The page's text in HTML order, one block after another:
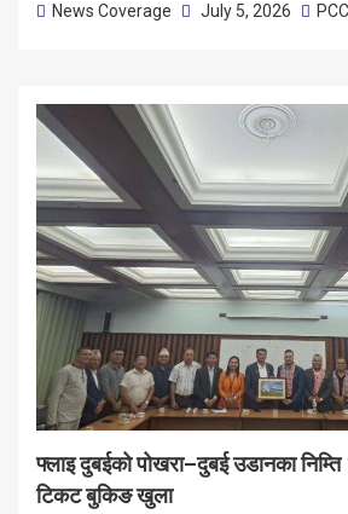
News Coverage July 5, 2026
फ्लाइ दुबईको पोखरा–दुबई उडानका
टिकट बुकिङ खुला